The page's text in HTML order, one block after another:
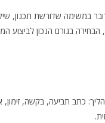
במשימה שדורשת תכנון,
בגורם הנכון לביצוע
כתב תביעה, בקשה,